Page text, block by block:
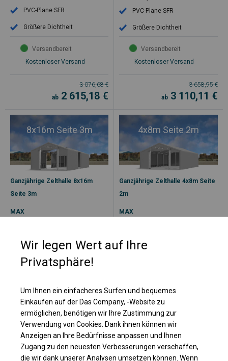
PVC-Plane SFR
Größere Dichtheit
Versandbereit
Kostenloser Versand
3 076,68€
ab 2 615,18 €
PVC-Plane SFR
Größere Dichtheit
Versandbereit
Kostenloser Versand
3 658,95€
ab 3 110,11 €
8x16m Seite 3m
Ganzjährige Zelthalle 8x16m
Seite 3m
MAX
PVC-Plane SFR
Größere Dichtheit
Versandbereit
Kostenloser Versand
6 079,08€
ab5 167,21€
4x8m Seite 2m
Ganzjährige Zelthalle 4x8m Seite
2m
MAX
PVC-Plane SFR
Versandbereit
Kostenloser Versand
ab1 480,94
Wir legen Wert auf Ihre
Privatsphäre!
Um Ihnen ein einfacheres Surfen und bequemes
Einkaufen auf der Das Company, -Website zu
ermöglichen, benötigen wir Ihre Zustimmung zur
Verwendung von Cookies. Dank ihnen können wir
Anzeigen an Ihre Bedürfnisse anpassen und Ihnen
Zugang zu den neuesten Verbesserungen verschaffen,
die wir dank unserer Analysen umsetzen können. Wenn